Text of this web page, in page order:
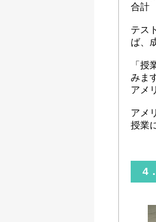
合
テス
ば、
「
みま
アメ
アメ
授業
4